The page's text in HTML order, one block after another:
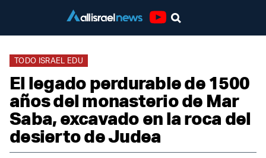
TODO ISRAEL EDU
El legado perdurable de 1500
años del monasterio de Mar
Saba, excavado en la roca del
desierto de Judea